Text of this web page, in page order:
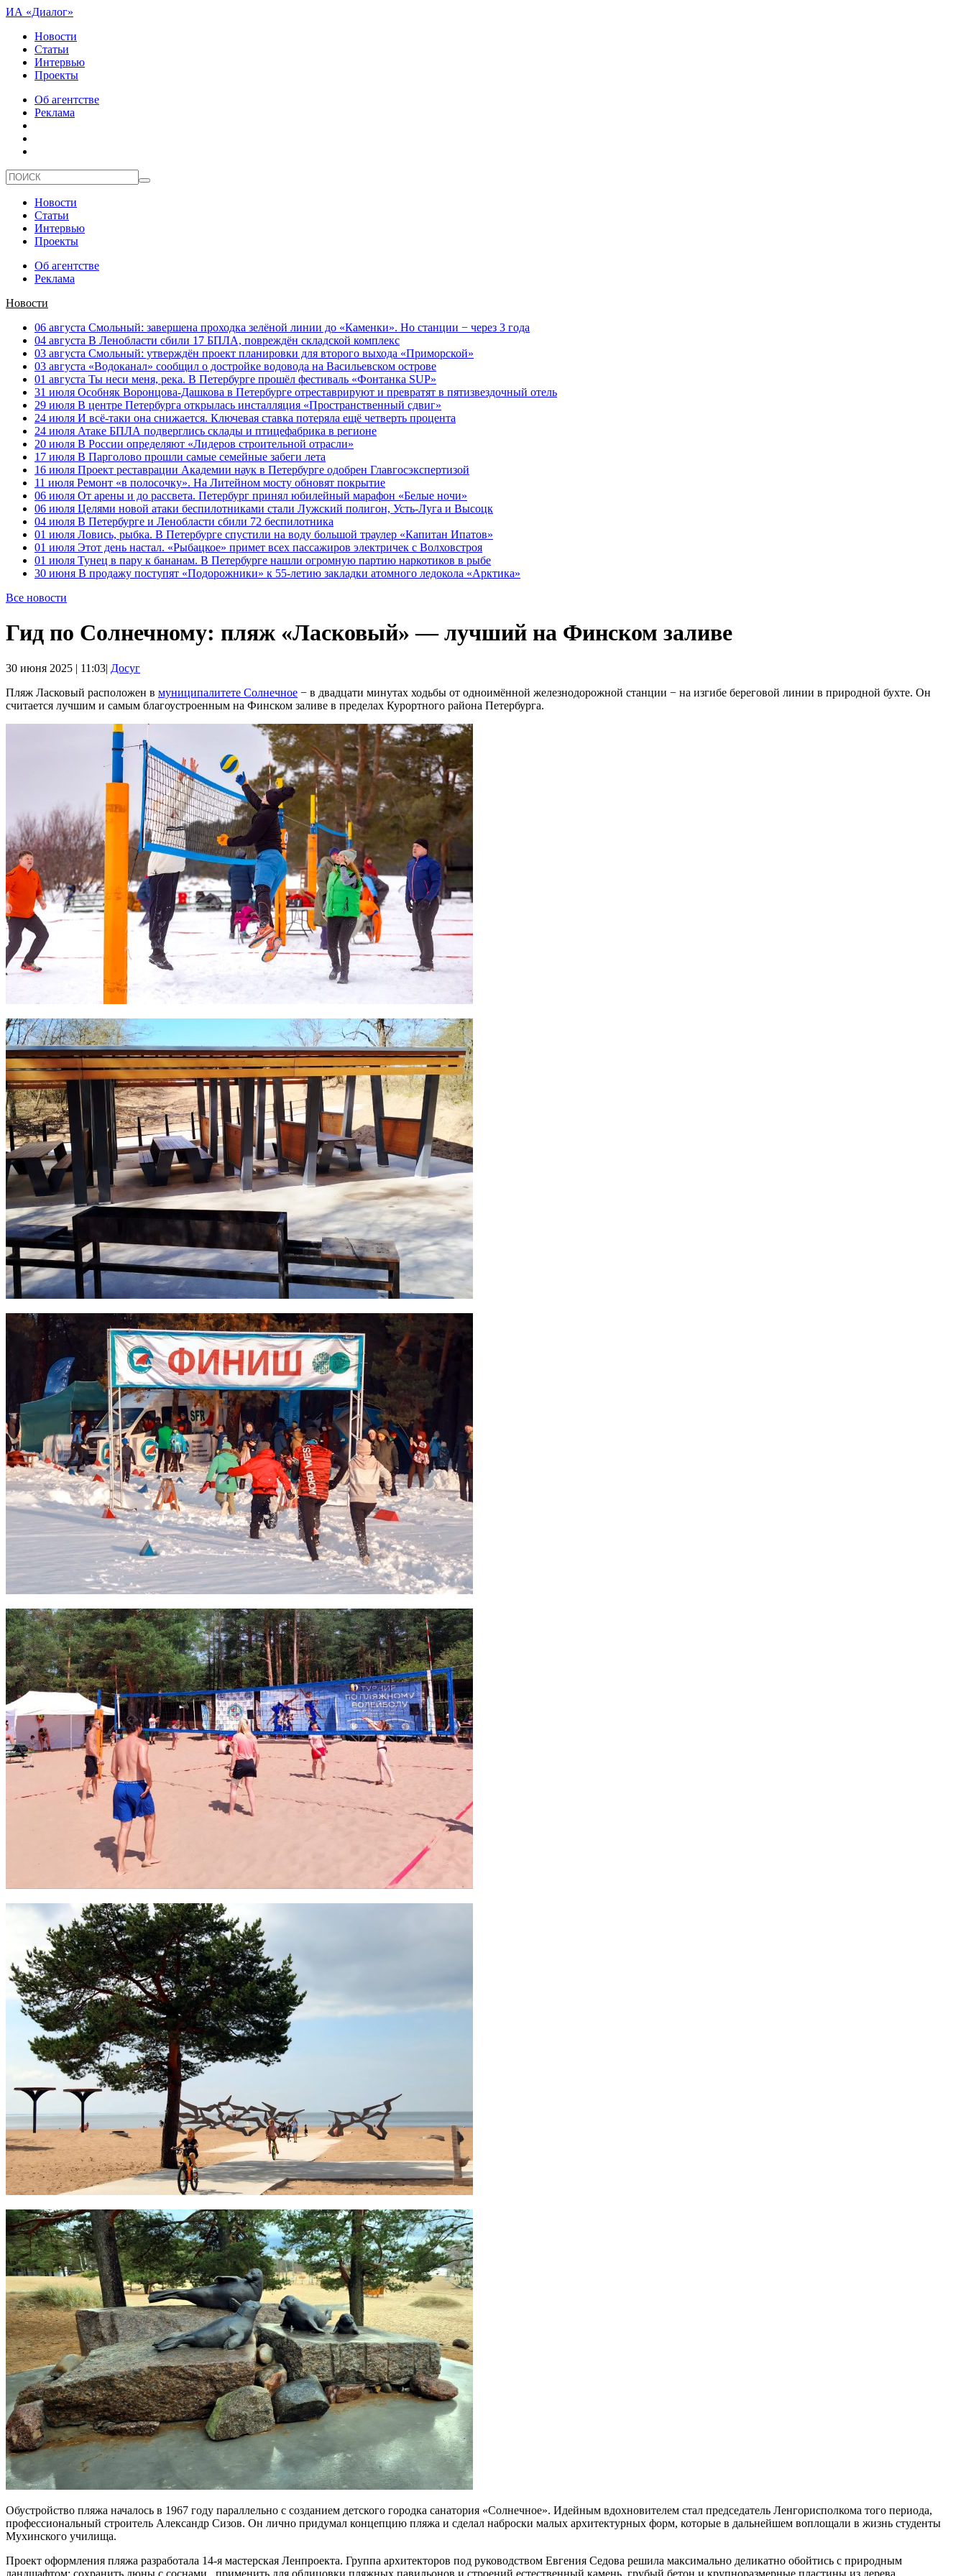
ИА «Диалог»
Новости
Статьи
Интервью
Проекты
Об агентстве
Реклама
Новости
Статьи
Интервью
Проекты
Об агентстве
Реклама
Новости
06 августа Смольный: завершена проходка зелёной линии до «Каменки». Но станции − через 3 года
04 августа В Ленобласти сбили 17 БПЛА, повреждён складской комплекс
03 августа Смольный: утверждён проект планировки для второго выхода «Приморской»
03 августа «Водоканал» сообщил о достройке водовода на Васильевском острове
01 августа Ты неси меня, река. В Петербурге прошёл фестиваль «Фонтанка SUP»
31 июля Особняк Воронцова-Дашкова в Петербурге отреставрируют и превратят в пятизвездочный отель
29 июля В центре Петербурга открылась инсталляция «Пространственный сдвиг»
24 июля И всё-таки она снижается. Ключевая ставка потеряла ещё четверть процента
24 июля Атаке БПЛА подверглись склады и птицефабрика в регионе
20 июля В России определяют «Лидеров строительной отрасли»
17 июля В Парголово прошли самые семейные забеги лета
16 июля Проект реставрации Академии наук в Петербурге одобрен Главгосэкспертизой
11 июля Ремонт «в полосочку». На Литейном мосту обновят покрытие
06 июля От арены и до рассвета. Петербург принял юбилейный марафон «Белые ночи»
06 июля Целями новой атаки беспилотниками стали Лужский полигон, Усть-Луга и Высоцк
04 июля В Петербурге и Ленобласти сбили 72 беспилотника
01 июля Ловись, рыбка. В Петербурге спустили на воду большой траулер «Капитан Ипатов»
01 июля Этот день настал. «Рыбацкое» примет всех пассажиров электричек с Волховстроя
01 июля Тунец в пару к бананам. В Петербурге нашли огромную партию наркотиков в рыбе
30 июня В продажу поступят «Подорожники» к 55-летию закладки атомного ледокола «Арктика»
Все новости
Гид по Солнечному: пляж «Ласковый» — лучший на Финском заливе
30 июня 2025 | 11:03| Досуг
Пляж Ласковый расположен в муниципалитете Солнечное − в двадцати минутах ходьбы от одноимённой железнодорожной станции − на изгибе береговой линии в природной бухте. Он
считается лучшим и самым благоустроенным на Финском заливе в пределах Курортного района Петербурга.
Обустройство пляжа началось в 1967 году параллельно с созданием детского городка санатория «Солнечное». Идейным вдохновителем стал председатель Ленгорисполкома того периода,
профессиональный строитель Александр Сизов. Он лично придумал концепцию пляжа и сделал наброски малых архитектурных форм, которые в дальнейшем воплощали в жизнь студенты
Мухинского училища.
Проект оформления пляжа разработала 14-я мастерская Ленпроекта. Группа архитекторов под руководством Евгения Седова решила максимально деликатно обойтись с природным
ландшафтом: сохранить дюны с соснами, применить для облицовки пляжных павильонов и строений естественный камень, грубый бетон и крупноразмерные пластины из дерева.